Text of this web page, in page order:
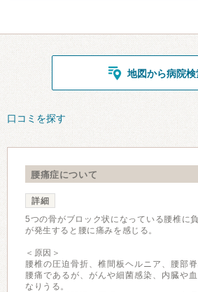
地図から病院検
口コミを探す
腰痛症について
詳細
5つの骨がブロック状になっている腰椎に
が発生すると腰に痛みを感じる。
＜原因＞
腰椎の圧迫骨折、椎間板ヘルニア、腰部
腰痛であるが、がんや細菌感染、内臓や
なりうる。